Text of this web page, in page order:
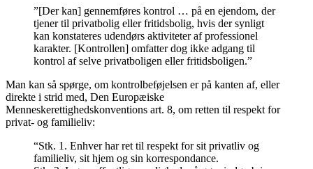
”[Der kan] gennemføres kontrol … på en ejendom, der
tjener til privatbolig eller fritidsbolig, hvis der synligt
kan konstateres udendørs aktiviteter af professionel
karakter. [Kontrollen] omfatter dog ikke adgang til
kontrol af selve privatboligen eller fritidsboligen.”
Man kan så spørge, om kontrolbeføjelsen er på kanten af, eller
direkte i strid med, Den Europæiske
Menneskerettighedskonventions art. 8, om retten til respekt for
privat- og familieliv:
“Stk. 1. Enhver har ret til respekt for sit privatliv og
familieliv, sit hjem og sin korrespondance.